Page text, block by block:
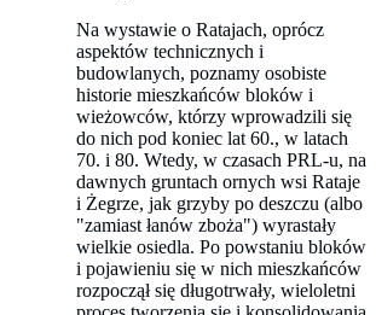
Na wystawie o Ratajach, oprócz
aspektów technicznych i
budowlanych, poznamy osobiste
historie mieszkańców bloków i
wieżowców, którzy wprowadzili się
do nich pod koniec lat 60., w latach
70. i 80. Wtedy, w czasach PRL-u, na
dawnych gruntach ornych wsi Rataje
i Żegrze, jak grzyby po deszczu (albo
"zamiast łanów zboża") wyrastały
wielkie osiedla. Po powstaniu bloków
i pojawieniu się w nich mieszkańców
rozpoczął się długotrwały, wieloletni